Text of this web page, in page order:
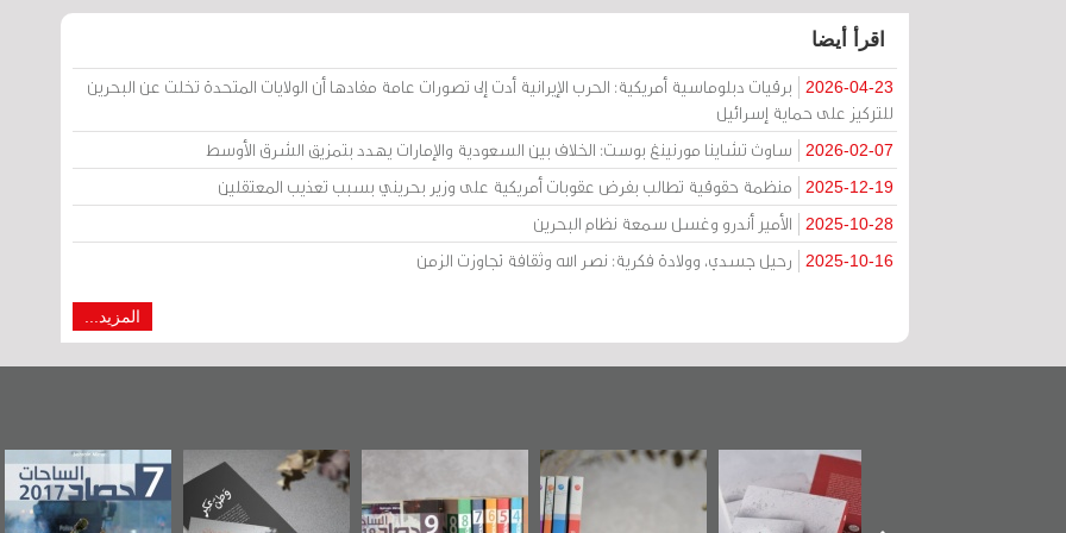
اقرأ أيضا
2026-04-23
برقيات دبلوماسية أمريكية: الحرب الإيرانية أدت إلى تصورات عامة مفادها أن الولايات المتحدة تخلت عن البحرين
للتركيز على حماية إسرائيل
2026-02-07 ساوث تشاينا مورنينغ بوست: الخلاف بين السعودية والإمارات يهدد بتمزيق الشرق الأوسط
2025-12-19 منظمة حقوقية تطالب بفرض عقوبات أمريكية على وزير بحريني بسبب تعذيب المعتقلين
2025-10-28 الأمير أندرو وغسل سمعة نظام البحرين
2025-10-16 رحيل جسدي، وولادة فكرية: نصر الله وثقافة تجاوزت الزمن
المزيد...
تصنيف موضوعي
للوثائق البريطانية
"مرآة البحرين"
جديدة لمعتقل
حصاد 2017
عاشوراء البحرين...
ويكيليكس السفارة